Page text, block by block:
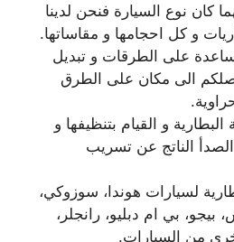
كان نوع السيارة فنحن لدينا
و كل احجامها و مقاساتها.
على الطرقات و تبديل
الى مكان على الطرق
و القيام بتنظيفها و
الصدأ الناتج عن تسريب
لسيارات هوندا، سوزوكي،
بي ام دبليو، رانجلر،
من السيارات.